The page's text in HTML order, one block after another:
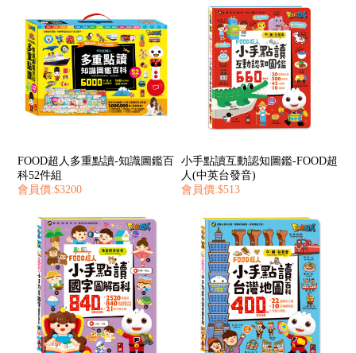
FOOD超人多重點讀-知識圖鑑百
科52件組
會員價:$3200
小手點讀互動認知圖鑑-FOOD超
人(中英台發音)
會員價:$513